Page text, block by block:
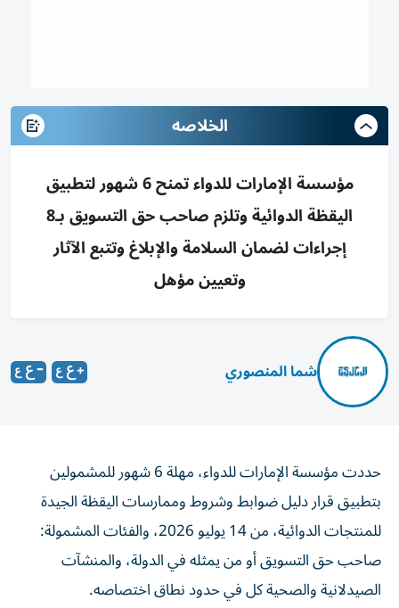
الخلاصه
مؤسسة الإمارات للدواء تمنح 6 شهور لتطبيق
اليقظة الدوائية وتلزم صاحب حق التسويق بـ8
إجراءات لضمان السلامة والإبلاغ وتتبع الآثار
وتعيين مؤهل
شما المنصوري
حددت مؤسسة الإمارات للدواء، مهلة 6 شهور للمشمولين
بتطبيق قرار دليل ضوابط وشروط وممارسات اليقظة الجيدة
للمنتجات الدوائية، من 14 يوليو 2026، والفئات المشمولة:
صاحب حق التسويق أو من يمثله في الدولة، والمنشآت
الصيدلانية والصحية كل في حدود نطاق اختصاصه.